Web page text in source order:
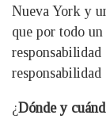
Nueva York y
que por todo
responsabilidad
¿Dónde y